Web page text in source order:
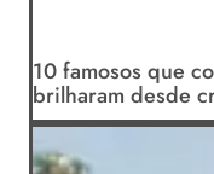
10 famosos que
brilharam desde